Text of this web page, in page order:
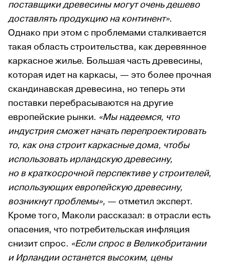
поставщики древесины могут очень дешево
доставлять продукцию на континент».
Однако при этом с проблемами сталкивается
такая область строительства, как деревянное
каркасное жилье. Большая часть древесины,
которая идет на каркасы, — это более прочная
скандинавская древесина, но теперь эти
поставки перебрасываются на другие
европейские рынки. «Мы надеемся, что
индустрия сможет начать перепроектировать
то, как она строит каркасные дома, чтобы
использовать ирландскую древесину,
но в краткосрочной перспективе у строителей,
использующих европейскую древесину,
возникнут проблемы», — отметил эксперт.
Кроме того, Маколи рассказал: в отрасли есть
опасения, что потребительская инфляция
снизит спрос. «Если спрос в Великобритании
и Ирландии останется высоким, цены